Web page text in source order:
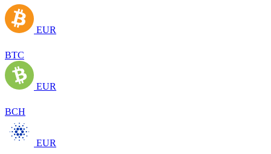
EUR
BTC
EUR
BCH
EUR